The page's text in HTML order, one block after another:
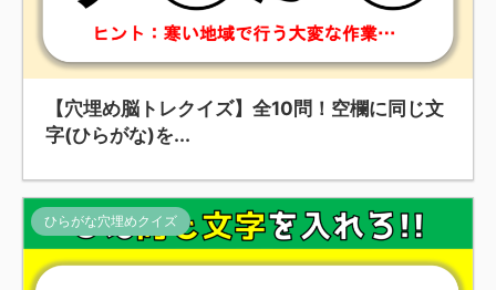
【穴埋め脳トレクイズ】全10問！空欄に同じ文
字(ひらがな)を...
ひらがな穴埋めクイズ